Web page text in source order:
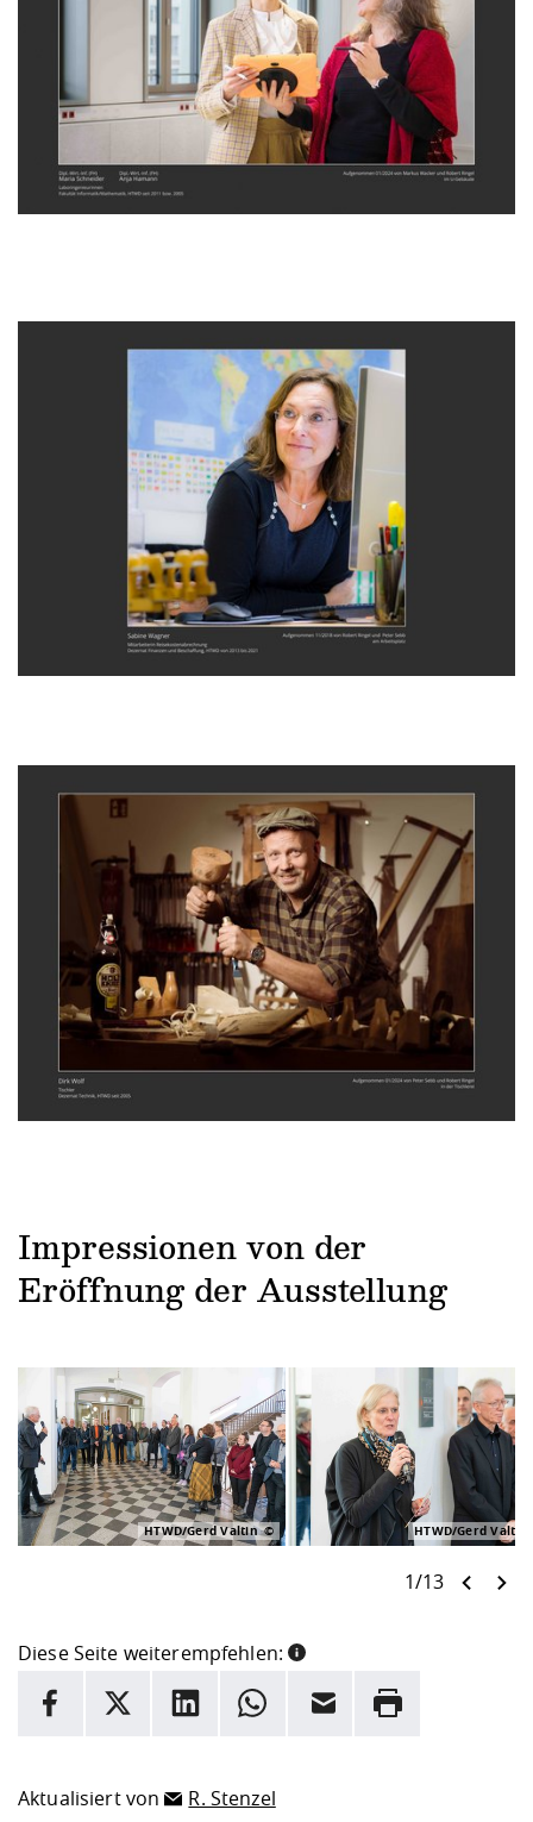
Impressionen von der
Eröffnung der Ausstellung
HTWD/Gerd Valtin HTWD/Gerd Valtin
1/13
Diese Seite weiterempfehlen:
INFORMATION
Facebook
X LinkedInWhatsappE-Mail Drucken
Aktualisiert von R. Stenzel